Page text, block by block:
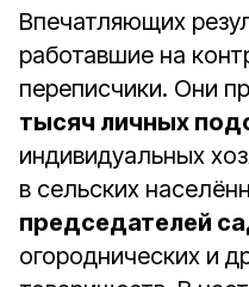
Впечатляющих
работавшие на
переписчики. Они
тысяч личных
индивидуальных
в сельских
председателей
огороднических и